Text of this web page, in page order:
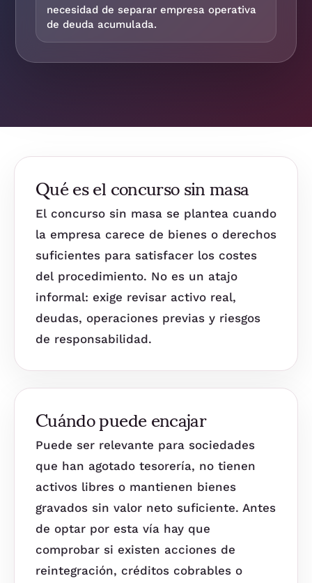
necesidad de separar empresa operativa
de deuda acumulada.
Qué es el concurso sin masa
El concurso sin masa se plantea cuando
la empresa carece de bienes o derechos
suficientes para satisfacer los costes
del procedimiento. No es un atajo
informal: exige revisar activo real,
deudas, operaciones previas y riesgos
de responsabilidad.
Cuándo puede encajar
Puede ser relevante para sociedades
que han agotado tesorería, no tienen
activos libres o mantienen bienes
gravados sin valor neto suficiente. Antes
de optar por esta vía hay que
comprobar si existen acciones de
reintegración, créditos cobrables o